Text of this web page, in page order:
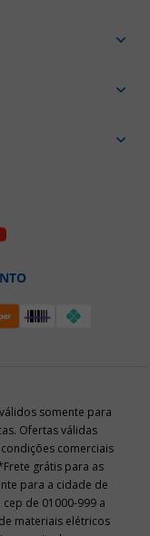
somente para
Ofertas válidas
comerciais
grátis para as
para a cidade de
cep de 01000-999 a
materiais elétricos